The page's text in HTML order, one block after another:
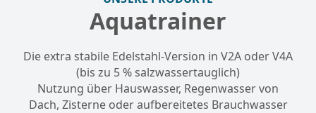
Aquatrainer
Die extra stabile Edelstahl-Version in V2A oder V4A
(bis zu 5 % salzwassertauglich)
Nutzung über Hauswasser, Regenwasser von
Dach, Zisterne oder aufbereitetes Brauchwasser